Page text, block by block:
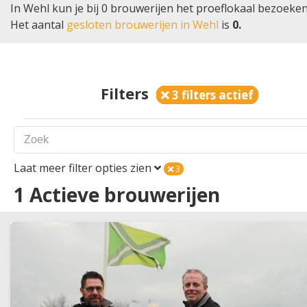
In Wehl kun je bij 0 brouwerijen het proeflokaal
Het aantal gesloten brouwerijen in Wehl is 0.
Filters 3 filters actief
Land 1
Nederland
Laat meer filter opties zien 3
1 Actieve brouwerijen